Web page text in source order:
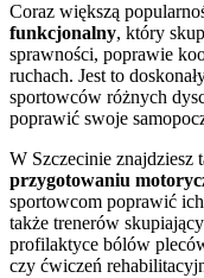
Coraz większą
funkcjonalny, który
sprawności, poprawie
ruchach. Jest to
sportowców różnych
poprawić swoje
W Szczecinie znajdziesz
przygotowaniu
sportowcom poprawić
także trenerów
profilaktyce bólów
czy ćwiczeń